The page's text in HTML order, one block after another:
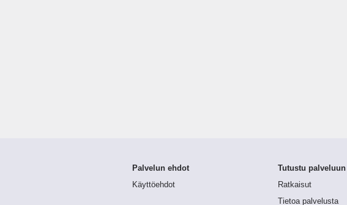
Palvelun ehdot
Käyttöehdot
Tutustu palveluun
Ratkaisut
Tietoa palvelusta